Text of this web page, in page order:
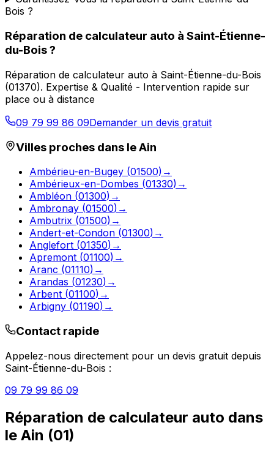
Bois ?
Réparation de calculateur auto à Saint-Étienne-
du-Bois?
Réparation de calculateur auto à Saint-Étienne-du-Bois
(01370). Expertise & Qualité - Intervention rapide sur
place ou à distance
09 79 99 86 09Demander un devis gratuit
Villes proches dans leAin
Ambérieu-en-Bugey (01500) →
Ambérieux-en-Dombes (01330) →
Ambléon (01300) →
Ambronay (01500) →
Ambutrix (01500) →
Andert-et-Condon (01300) →
Anglefort (01350) →
Apremont (01100) →
Aranc (01110) →
Arandas (01230) →
Arbent (01100) →
Arbigny (01190) →
Contact rapide
Appelez-nous directement pour un devis gratuit depuis
Saint-Étienne-du-Bois :
09 79 99 86 09
Réparation de calculateur auto dans
le Ain (01)